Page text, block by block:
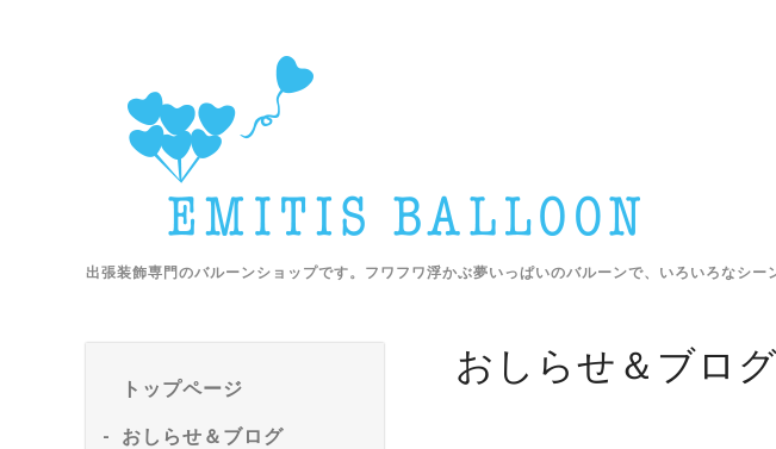
出張装飾専門のバルーンショップです。フワフワ浮かぶ夢いっぱいのバルーンで、いろいろなシ
トップページ
おしらせ＆ブログ
おしらせ＆ブログ